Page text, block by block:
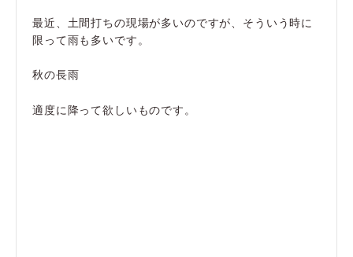
最近、土間打ちの現場が多いのですが、そういう時に
限って雨も多いです。
秋の長雨
適度に降って欲しいものです。